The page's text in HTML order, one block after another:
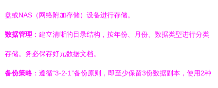
盘或NAS（网络附加存储）设备进行存储。
数据管理 ：建立清晰的目录结构，按年份、月份、数据类型进行分类
存储。务必保存好元数据文档。
备份策略 ：遵循“3-2-1”备份原则，即至少保留3份数据副本，使用2种